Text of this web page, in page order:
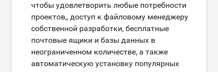
чтобы удовлетворить любые потребности
проектов,, доступ к файловому менеджеру
собственной разработки, бесплатные
почтовые ящики и базы данных в
неограниченном количестве, а также
автоматическую установку популярных